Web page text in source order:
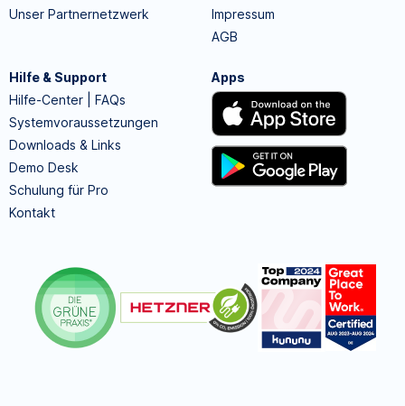
Unser Partnernetzwerk
Impressum
AGB
Hilfe & Support
Hilfe-Center | FAQs
Systemvoraussetzungen
Downloads & Links
Demo Desk
Schulung für Pro
Kontakt
Apps